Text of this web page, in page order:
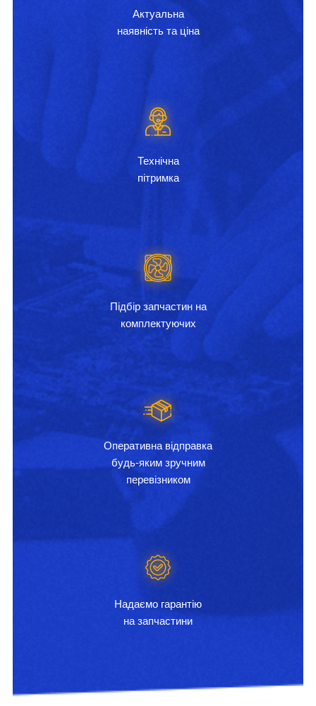
Актуальна
наявність та ціна
Технічна
пітримка
Підбір запчастин на
комплектуючих
Оперативна відправка
будь-яким зручним
перевізником
Надаємо гарантію
на запчастини